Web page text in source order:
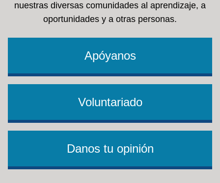
nuestras diversas comunidades al aprendizaje, a
oportunidades y a otras personas.
Apóyanos
Voluntariado
Danos tu opinión